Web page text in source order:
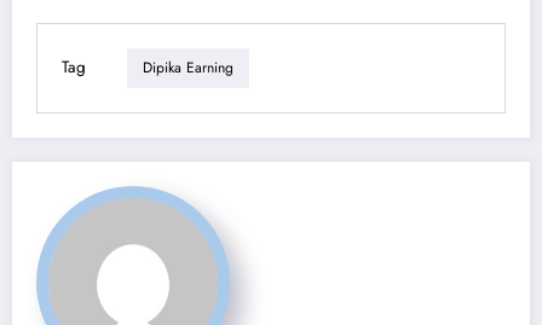
Tag Dipika Earning